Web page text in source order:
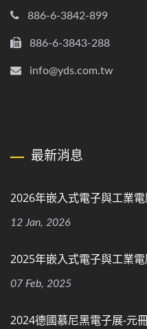
886-6-3842-899
886-6-3843-288
info@yds.com.tw
最新消息
2026年嵌入式電子與工業
12 Jan, 2026
2025年嵌入式電子與工業
07 Feb, 2025
2024德國慕尼黑電子展-元